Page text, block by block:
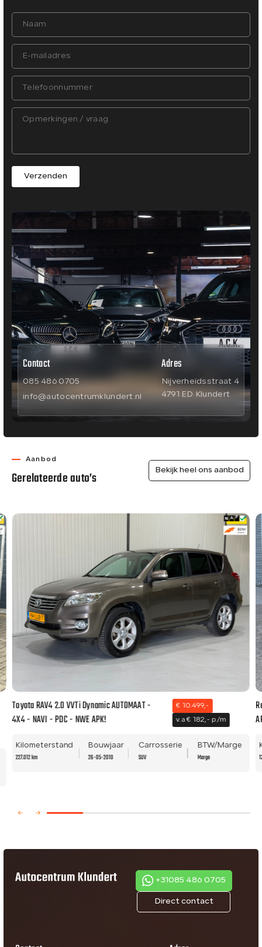
Verzenden
Contact
085 486 0705
info@autocentrumklundert.nl
Adres
Nijverheidsstraat 4
4791 ED Klundert
Aanbod
Gerelateerde auto’s Bekijk heel ons aanbod
Toyota RAV4 2.0 VVTi Dynamic AUTOMAAT -
4X4 - NAVI - PDC - NWE APK!
€ 10.499,-
v.a € 182,- p/m
Kilometerstand
227.012 km
Bouwjaar
26-05-2010
Carrosserie
SUV
BTW/Marge
Marge
Direct contact
+31085 486 0705